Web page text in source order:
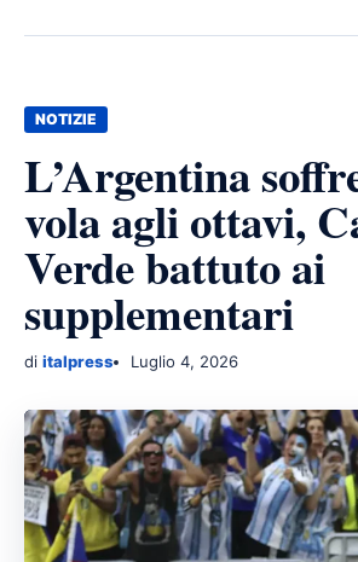
NOTIZIE
L’Argentina
vola agli ottavi,
Verde battuto ai
supplementari
di italpress Luglio 4, 2026